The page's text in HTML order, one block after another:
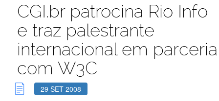
CGI.br patrocina Rio Info
e traz palestrante
internacional em parceria
com W3C
29 SET 2008